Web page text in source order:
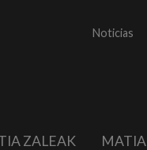
Noticias
ZALEAK